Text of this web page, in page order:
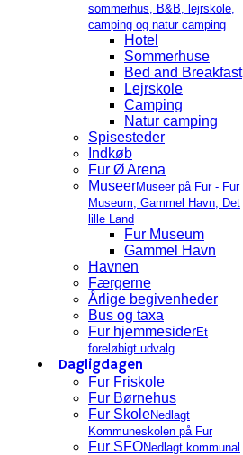
sommerhus, B&B, lejrskole,
camping og natur camping
Hotel
Sommerhuse
Bed and Breakfast
Lejrskole
Camping
Natur camping
Spisesteder
Indkøb
Fur Ø Arena
MuseerMuseer på Fur - Fur
Museum, Gammel Havn, Det
lille Land
Fur Museum
Gammel Havn
Havnen
Færgerne
Årlige begivenheder
Bus og taxa
Fur hjemmesiderEt
foreløbigt udvalg
Dagligdagen
Fur Friskole
Fur Børnehus
Fur SkoleNedlagt
Kommuneskolen på Fur
Fur SFONedlagt kommunal